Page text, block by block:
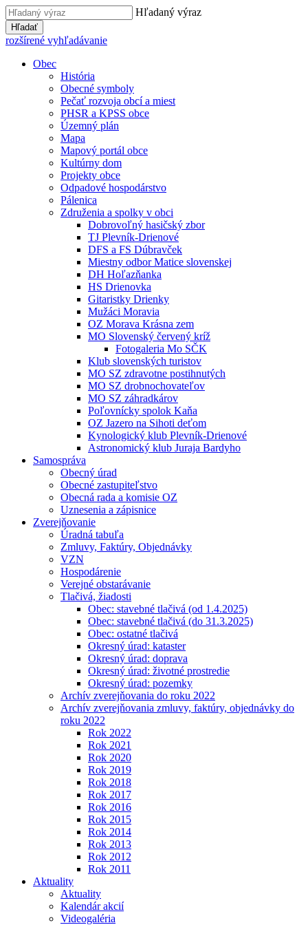
Hľadaný výraz
Hľadať
rozšírené vyhľadávanie
Obec
História
Obecné symboly
Pečať rozvoja obcí a miest
PHSR a KPSS obce
Územný plán
Mapa
Mapový portál obce
Kultúrny dom
Projekty obce
Odpadové hospodárstvo
Pálenica
Združenia a spolky v obci
Dobrovoľný hasičský zbor
TJ Plevník-Drienové
DFS a FS Dúbravček
Miestny odbor Matice slovenskej
DH Hoľazňanka
HS Drienovka
Gitaristky Drienky
Mužáci Moravia
OZ Morava Krásna zem
MO Slovenský červený kríž
Fotogaleria Mo SČK
Klub slovenských turistov
MO SZ zdravotne postihnutých
MO SZ drobnochovateľov
MO SZ záhradkárov
Poľovnícky spolok Kaňa
OZ Jazero na Sihoti deťom
Kynologický klub Plevník-Drienové
Astronomický klub Juraja Bardyho
Samospráva
Obecný úrad
Obecné zastupiteľstvo
Obecná rada a komisie OZ
Uznesenia a zápisnice
Zverejňovanie
Úradná tabuľa
Zmluvy, Faktúry, Objednávky
VZN
Hospodárenie
Verejné obstarávanie
Tlačivá, žiadosti
Obec: stavebné tlačivá (od 1.4.2025)
Obec: stavebné tlačivá (do 31.3.2025)
Obec: ostatné tlačivá
Okresný úrad: kataster
Okresný úrad: doprava
Okresný úrad: životné prostredie
Okresný úrad: pozemky
Archív zverejňovania do roku 2022
Archív zverejňovania zmluvy, faktúry, objednávky do
roku 2022
Rok 2022
Rok 2021
Rok 2020
Rok 2019
Rok 2018
Rok 2017
Rok 2016
Rok 2015
Rok 2014
Rok 2013
Rok 2012
Rok 2011
Aktuality
Aktuality
Kalendár akcií
Videogaléria